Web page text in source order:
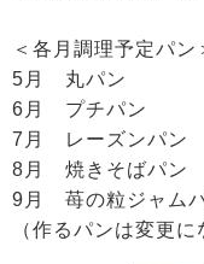
＜各月調理予定パン
5月 丸パン
6月 プチパン
7月 レーズンパン
8月 焼きそばパン
9月 苺の粒ジャム
（作るパンは変更